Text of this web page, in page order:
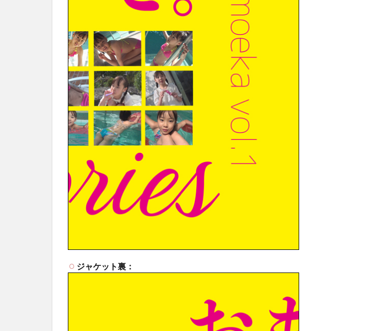
ジャケット裏：